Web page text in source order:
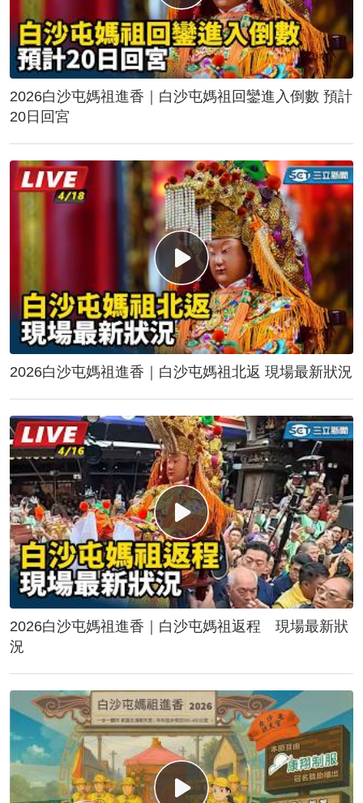
2026白沙屯媽祖進香｜白沙屯媽祖回鑾進入倒數 預計
20日回宮
2026白沙屯媽祖進香｜白沙屯媽祖北返 現場最新狀況
2026白沙屯媽祖進香｜白沙屯媽祖返程 現場最新狀
況